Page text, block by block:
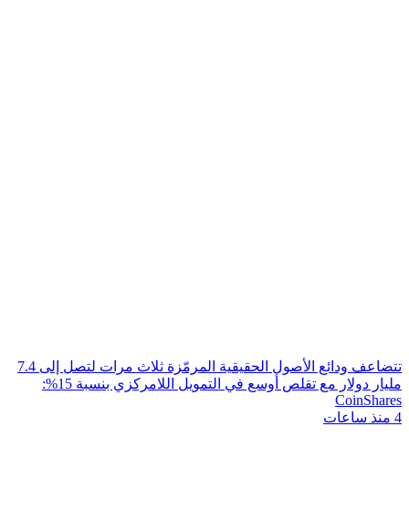
تتضاعف ودائع الأصول الحقيقية المرمّزة ثلاث مرات لتصل إلى 7.4
مليار دولار مع تقلص أوسع في التمويل اللامركزي بنسبة 15%:
CoinShares
4 منذ ساعات